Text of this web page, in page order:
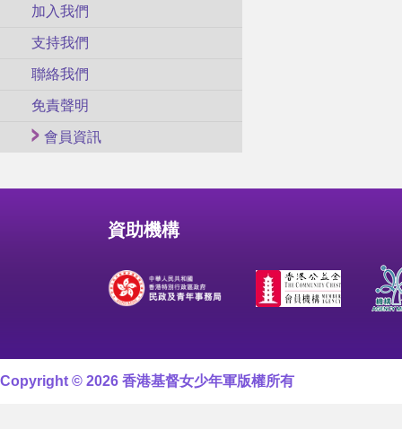
加入我們
支持我們
聯絡我們
免責聲明
會員資訊
資助機構
Copyright © 2026 香港基督女少年軍版權所有